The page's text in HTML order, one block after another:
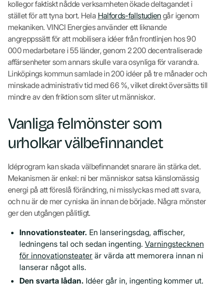
kollegor faktiskt nådde verksamheten ökade deltagandet i
stället för att tyna bort. Hela Halfords-fallstudien går igenom
mekaniken. VINCI Energies använder ett liknande
angreppssätt för att mobilisera idéer från frontlinjen hos 90
000 medarbetare i 55 länder, genom 2 200 decentraliserade
affärsenheter som annars skulle vara osynliga för varandra.
Linköpings kommun samlade in 200 idéer på tre månader och
minskade administrativ tid med 66 %, vilket direkt översätts till
mindre av den friktion som sliter ut människor.
Vanliga felmönster som
urholkar välbefinnandet
Idéprogram kan skada välbefinnandet snarare än stärka det.
Mekanismen är enkel: ni ber människor satsa känslomässig
energi på att föreslå förändring, ni misslyckas med att svara,
och nu är de mer cyniska än innan de började. Några mönster
ger den utgången pålitligt.
Innovationsteater. En lanseringsdag, affischer,
ledningens tal och sedan ingenting. Varningstecknen
för innovationsteater är värda att memorera innan ni
lanserar något alls.
Den svarta lådan. Idéer går in, ingenting kommer ut.